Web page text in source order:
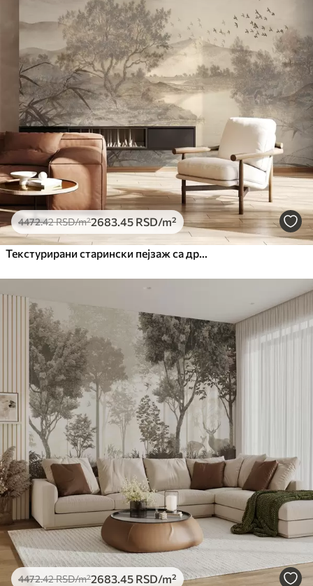
4472.42RSD/m²2683 .45 RSD/m²
4472.42RSD/m²2683.45 RSD/m²